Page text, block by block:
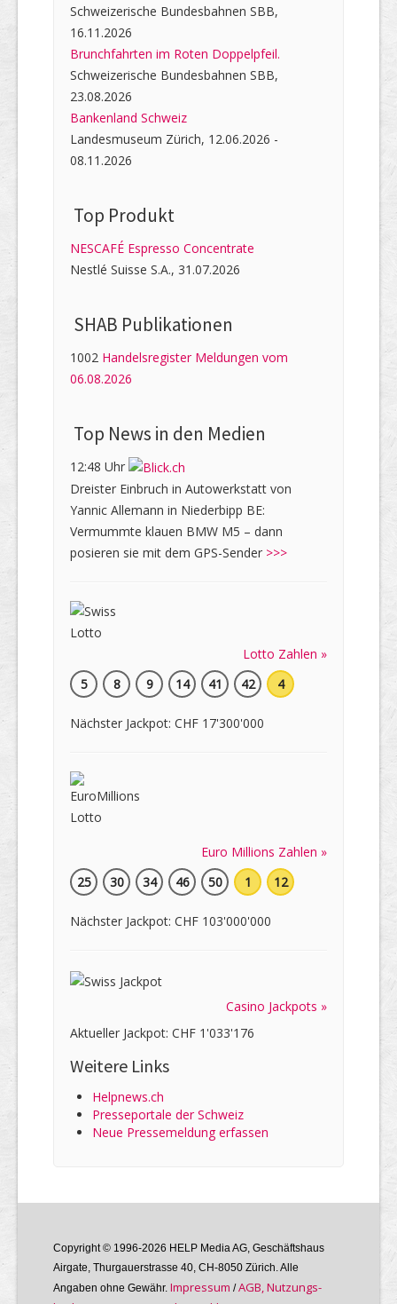
Schweizerische Bundesbahnen SBB,
16.11.2026
Brunchfahrten im Roten Doppelpfeil.
Schweizerische Bundesbahnen SBB,
23.08.2026
Bankenland Schweiz
Landesmuseum Zürich, 12.06.2026 -
08.11.2026
Top Produkt
NESCAFÉ Espresso Concentrate
Nestlé Suisse S.A., 31.07.2026
SHAB Publi­kati­onen
1002 Handelsregister Meldungen vom
06.08.2026
Top News in den Medien
12:48 Uhr
Dreister Einbruch in Autowerkstatt von
Yannic Allemann in Niederbipp BE:
Vermummte klauen BMW M5 – dann
posieren sie mit dem GPS-Sender >>>
Lotto Zahlen »
5
8 9 14 41 42 4
Nächster Jackpot: CHF 17'300'000
Euro Millions Zahlen »
25
30 34 46 50 1 12
Nächster Jackpot: CHF 103'000'000
Casino Jackpots »
Aktueller Jackpot: CHF 1'033'176
Weitere Links
Helpnews.ch
Presseportale der Schweiz
Neue Pressemeldung erfassen
Copyright © 1996-2026 HELP Media AG, Geschäftshaus
Airgate, Thurgauer­strasse 40, CH-8050 Zürich. Alle
Angaben ohne Gewähr. Im­pres­sum /AGB, Nutzungs­